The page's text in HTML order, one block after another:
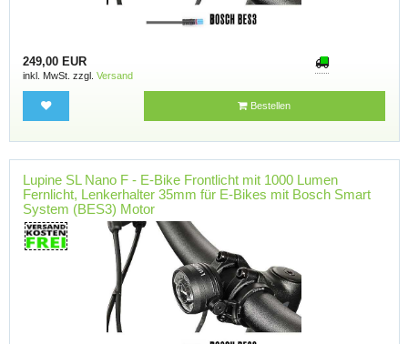
249,00 EUR
inkl. MwSt. zzgl. Versand
Bestellen
Lupine SL Nano F - E-Bike Frontlicht mit 1000 Lumen
Fernlicht, Lenkerhalter 35mm für E-Bikes mit Bosch Smart
System (BES3) Motor